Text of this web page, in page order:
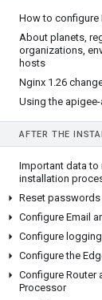
How to configure
About planets,
organizations,
hosts
Nginx 1 .26
Using the
AFTER THE
Important data to
installation
Reset passwords
Configure Email
Configure logging
Configure the
Configure Router
Processor